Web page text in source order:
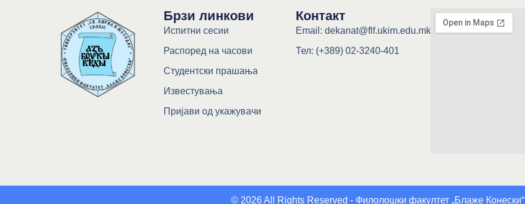
Брзи линкови
Испитни сесии
Распоред на часови
Студентски прашања
Известувања
Пријави од укажувачи
Контакт
Email: dekanat@flf.ukim.edu.mk
Тел: (+389) 02-3240-401
© 2026 All Rights Reserved - Филолошки факултет „Блаже Конески“